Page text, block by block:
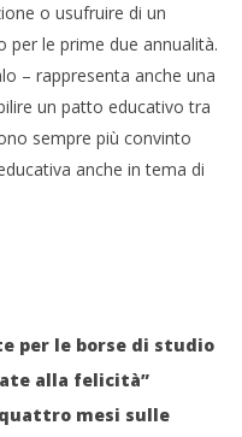
o usufruire di un
per le prime due annualità.
– rappresenta anche una
un patto educativo tra
sempre più convinto
anche in tema di
per le borse di studio
alla felicità”
mesi sulle